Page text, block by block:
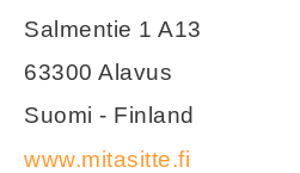
Salmentie 1 A13
63300 Alavus
Suomi - Finland
www.mitasitte.fi